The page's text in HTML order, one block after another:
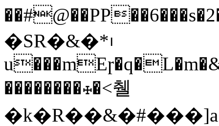
�SR�&�*᱾
��������☩�<췔